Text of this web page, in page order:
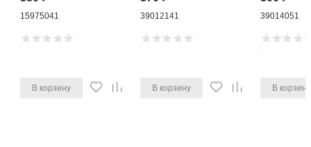
15975041
В корзину
39012141
В корзину
39014051
В корзину